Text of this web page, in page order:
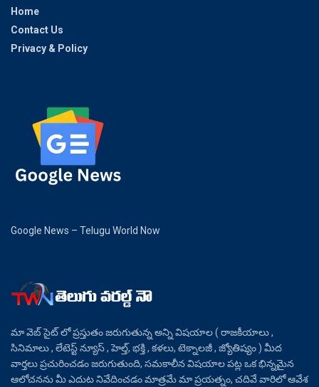
Home
Contact Us
Privacy & Policy
Google News – Telugu World Now
మా వెబ్ సైట్ లో ప్రస్తుతం జరుగుతున్న అన్ని విషయాల ( రాజకీయాలు ,
సినిమాలు , లేటెస్ట్ న్యూస్ , హెల్త్, భక్తి , కళలు, టెక్నాలజీ , జ్యోతిష్యం ) మీద
వార్తలు ప్రచురించడం జరుగుతుంది, సమకాలీన విషయాల పట్ల ఒక భిన్నమైన
ఆలోచనను మీ ఎదుట నివేదించడం మాత్రమే మా ప్రయత్నం, చదివే వారిలో ఆవేశ